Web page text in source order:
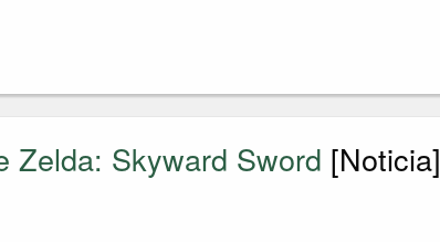
Zelda: Skyward Sword [Noticia]